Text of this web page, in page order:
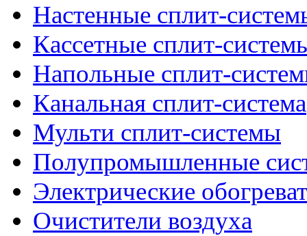
Настенные сплит-
Кассетные сплит-
Напольные сплит-
Канальная сплит-система
Мульти сплит-системы
Полупромышленные
Электрические
Очистители воздуха